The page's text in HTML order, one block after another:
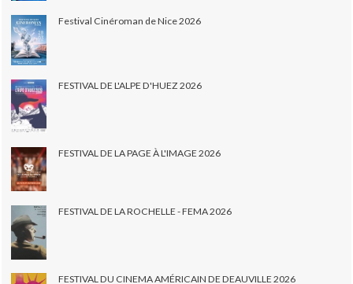
Festival Cinéroman de Nice 2026
FESTIVAL DE L'ALPE D'HUEZ 2026
FESTIVAL DE LA PAGE À L'IMAGE 2026
FESTIVAL DE LA ROCHELLE - FEMA 2026
FESTIVAL DU CINEMA AMÉRICAIN DE DEAUVILLE 2026